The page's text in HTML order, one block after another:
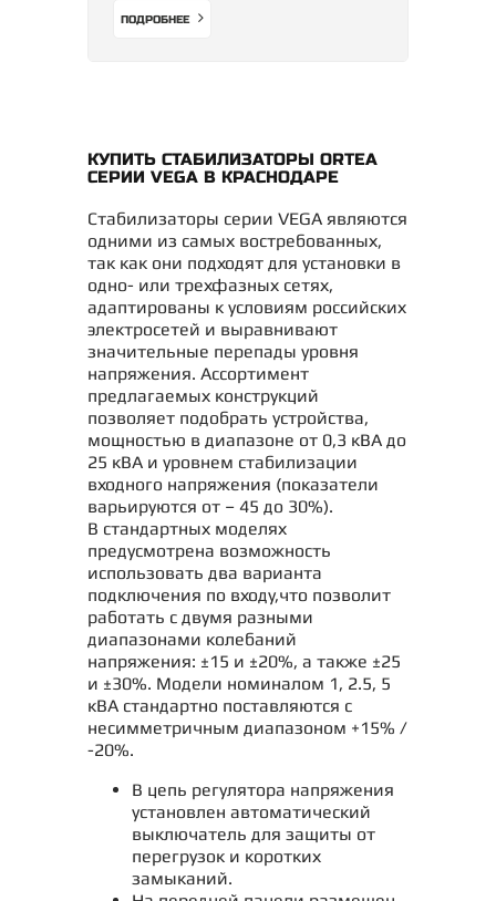
ПОДРОБНЕЕ
КУПИТЬ СТАБИЛИЗАТОРЫ ORTEA
СЕРИИ VEGA В КРАСНОДАРЕ
Стабилизаторы серии VEGA являются
одними из самых востребованных,
так как они подходят для установки в
одно- или трехфазных сетях,
адаптированы к условиям российских
электросетей и выравнивают
значительные перепады уровня
напряжения. Ассортимент
предлагаемых конструкций
позволяет подобрать устройства,
мощностью в диапазоне от 0,3 кВА до
25 кВА и уровнем стабилизации
входного напряжения (показатели
варьируются от – 45 до 30%).
В стандартных моделях
предусмотрена возможность
использовать два варианта
подключения по входу,что позволит
работать с двумя разными
диапазонами колебаний
напряжения: ±15 и ±20%, а также ±25
и ±30%. Модели номиналом 1, 2.5, 5
кВА стандартно поставляются с
несимметричным диапазоном +15% /
-20%.
В цепь регулятора напряжения
установлен автоматический
выключатель для защиты от
перегрузок и коротких
замыканий.